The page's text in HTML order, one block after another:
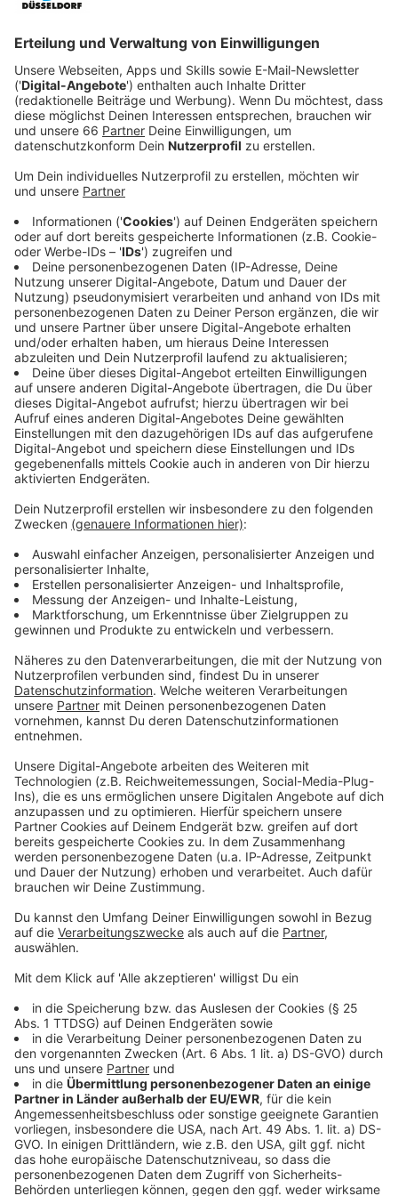
Anzeige
Der Abrissbagger wird einige Monate für Lärm und
staubige Luft an der nördlichen Friedrichstraße sorgen.
Anzeige
Hotel könnte Anfang 2027 eröffnen
Anzeige
Die direkt nebenan ansässige Goldschmiedin Jennifer
Giesen von der Goldschmiede Feld sagte AD, dass sich
die Arbeiten teilweise "wie ein Erdbeben" anfühlen
würden. Die Projektfirma für das dort entstehende
Motel One hat auf unsere Anfrage zum Zeitplan noch
nicht reagiert - der zuständige Bezirksbürgermeister
Dietmar Wolf geht von einer Eröffnung Anfang 2027
aus.
Anzeige
Südliche Friedrichstraße soll Anfang 2026
baustellenfrei sein
Anzeige
In gut einem Jahr (Anfang 2026) soll aber der südliche
Teil der Friedrichstraße zwischen Arcaden und
Kirchplatz nach seinen Infos
Anzeige
Weitere Infos und Links zum Thema:
Anzeige
Neuer Platz in der Friedrichstadt
RP Online Ende 2015: Vier Gründe, warum der Stern-
Die Friedrichstraße bei Wikipedia
Anzeige